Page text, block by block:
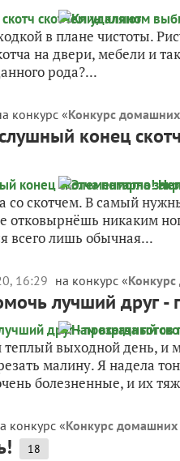
в плане чистоты.
на двери, мебели и
рода?...
конкурс «Конкурс
конец
со скотчем. В самый
отковырнёшь никаким
всего лишь обычная...
16:29 на конкурс «
лучший друг -
выходной день, и
малину. Я надела
болезненные, и их
конкурс «Конкурс домашних
18